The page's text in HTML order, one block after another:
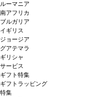
ルーマニア
南アフリカ
ブルガリア
イギリス
ジョージア
グアテマラ
ギリシャ
サービス
ギフト特集
ギフトラッピング
特集